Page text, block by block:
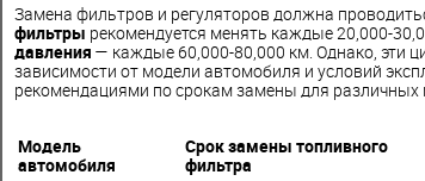
Замена фильтров и регуляторов должна
фильтры рекомендуется менять каждые 20,000-
давления — каждые 60,000-80,000 км. Однако, эти
зависимости от модели автомобиля и условий
рекомендациями по срокам замены для различных
Модель
автомобиля
Срок замены топливного
фильтра